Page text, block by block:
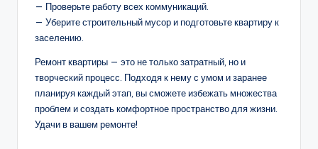
— Проверьте работу всех коммуникаций.
— Уберите строительный мусор и подготовьте квартиру к
заселению.
Ремонт квартиры — это не только затратный, но и
творческий процесс. Подходя к нему с умом и заранее
планируя каждый этап, вы сможете избежать множества
проблем и создать комфортное пространство для жизни.
Удачи в вашем ремонте!